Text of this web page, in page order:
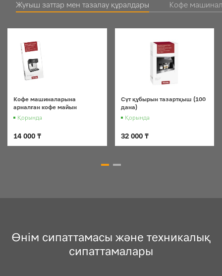
Жуғыш заттар мен тазалау құралдары Кофе
Кофе машиналарына
арналған кофе майын
тазалауға арналған таблетка
14 000 ₸
Қорында
Сүт құбырын тазартқыш (100
дана)
32 000 ₸
Қорында
Өнім сипаттамасы және техникалық
сипаттамалары